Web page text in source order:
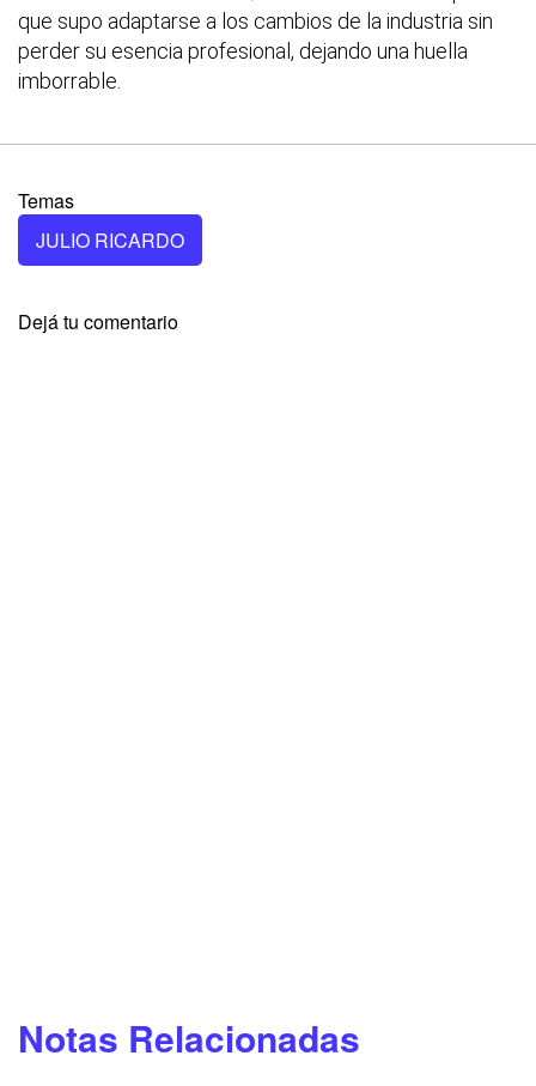
que supo adaptarse a los cambios de la industria sin
perder su esencia profesional, dejando una huella
imborrable.
Temas
JULIO RICARDO
Dejá tu comentario
Notas Relacionadas